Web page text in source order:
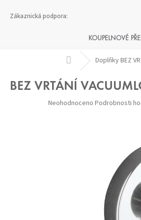
KOUPELNOVÉ
Domů Doplňky BEZ
BEZ VRTÁNÍ
Průměrné
hodnocení
Neohodnoceno Podrobnosti